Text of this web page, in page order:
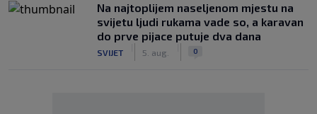
Na najtoplijem naseljenom mjestu na
svijetu ljudi rukama vade so, a karavan
do prve pijace putuje dva dana
SVIJET 5. aug. 0